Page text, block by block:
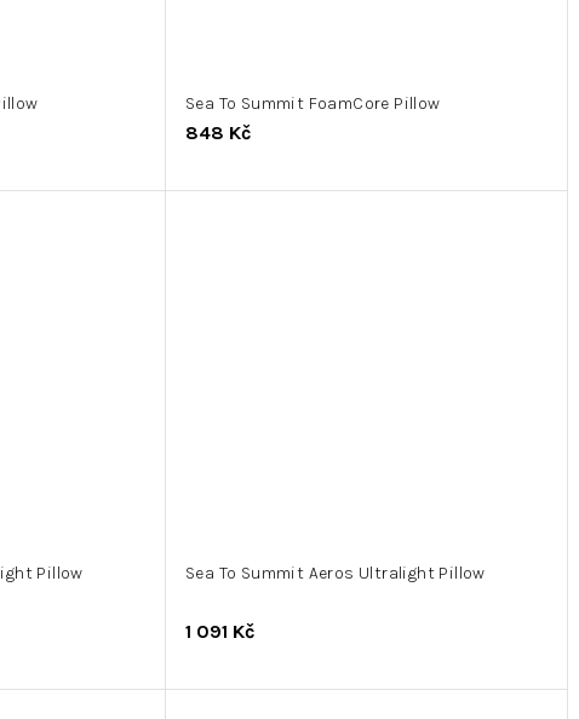
Sea To Summit FoamCore Pillow
848 Kč
Pillow Sea To Summit Aeros Ultralight Pillow
1 091 Kč